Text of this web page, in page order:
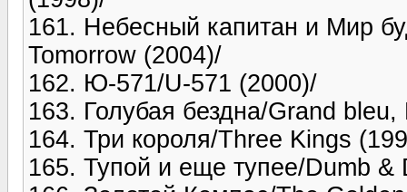
161. Небесный капитан и Мир
Tomorrow (2004)/
162. Ю-571/U-571 (2000)/
163. Голубая бездна/Grand
164. Три короля/Three Kings
165. Тупой и еще тупее/Dumb &